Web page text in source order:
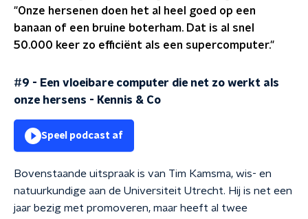
"Onze hersenen doen het al heel goed op een
banaan of een bruine boterham. Dat is al snel
50.000 keer zo efficiënt als een supercomputer."
#9 - Een vloeibare computer die net zo werkt als
onze hersens - Kennis & Co
Speel podcast af
Bovenstaande uitspraak is van Tim Kamsma, wis- en
natuurkundige aan de Universiteit Utrecht. Hij is net een
jaar bezig met promoveren, maar heeft al twee